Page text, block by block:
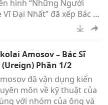
hình “Những Người
Vĩ Đại Nhất” đã xếp Bác sĩ
ở vị trí thứ hai, chỉ sau
Yaroslav Thông Thái thế
Amosov – Bác Sĩ
Phần 1/2
đã vận dụng kiến
môn về kỹ thuật của
với nhóm của ông và